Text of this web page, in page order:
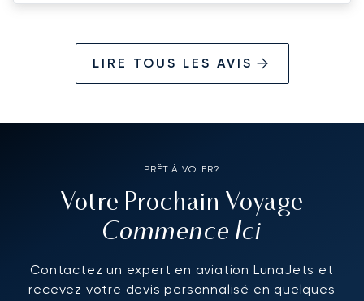
need to arrange another flight in future.
LIRE TOUS LES AVIS
PRÊT À VOLER?
Votre Prochain Voyage
Commence Ici
Contactez un expert en aviation LunaJets et
recevez votre devis personnalisé en quelques